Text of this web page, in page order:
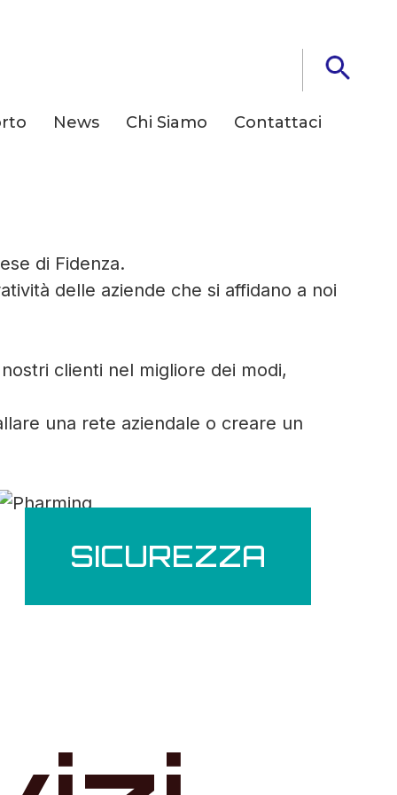
News Chi Siamo Contattaci
di Fidenza.
delle aziende che si affidano a noi
clienti nel migliore dei modi,
una rete aziendale o creare un
SICUREZZA